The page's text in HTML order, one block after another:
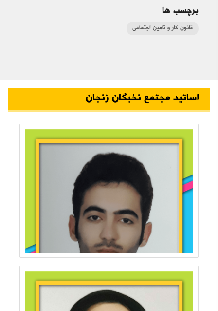
برچسب ها
قانون کار و تامین اجتماعی
اساتید مجتمع نخبگان زنجان